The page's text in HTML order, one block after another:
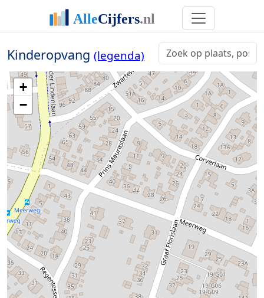
Kinderopvang (legenda)
+
−